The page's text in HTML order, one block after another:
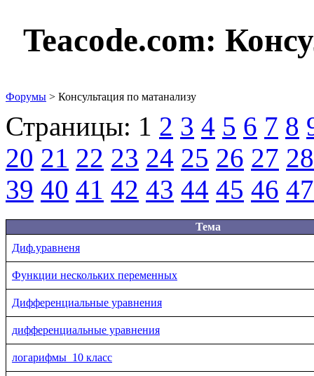
Teacode.com:
Форумы > Консультация по матанализу
Страницы: 1 2 3 4 5 6 7 8
20 21 22 23 24 25 26 27 28
39 40 41 42 43 44 45 46 47
Тема
Диф.уравненя
Функции нескольких переменных
Дифференциальные уравнения
дифференциальные уравнения
логарифмы_10 класс